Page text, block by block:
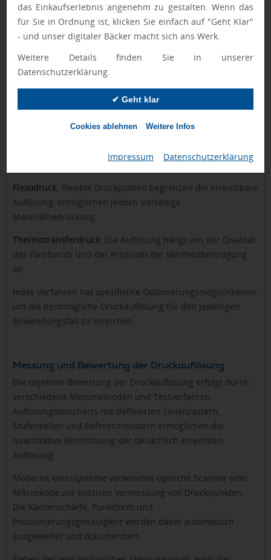
das Einkaufserlebnis angenehm zu gestalten. Wenn das
für Sie in Ordnung ist, klicken Sie einfach auf "Geht Klar"
- und unser digitaler Bäcker macht sich ans Werk.
Weitere Details finden Sie in unserer
Datenschutzerklärung.
✔ Geht klar
Cookies ablehnen Weitere Infos
Impressum Datenschutzerklärung
Auflösungsoptimierung bei verschiedenen
Druckverfahren
Verschiedene Druckverfahren erfordern unterschiedliche
Ansätze zur Auflösungsoptimierung:
Direkte Übertragung digitaler Daten
ermöglicht hohe Auflösungen, die durch die Hardware-
Spezifikationen begrenzt werden.
Siebs und die Viskosität der Farbe bestimmt.
Flexodruck: Flexible Druckplatten begrenzen die erreichbare
Auflösung, ermöglichen jedoch vielseitige
Materialbedruckung.
Thermotransferdruck: Die Auflösung hängt von der Qualität
des Farbbands und der Präzision der Wärmeübertragung
ab.
Jedes Verfahren hat spezifische Optimierungsmöglichkeiten,
um die bestmögliche Druckauflösung für den jeweiligen
Anwendungsfall zu erreichen.
Messung und Bewertung der Druckauflösung
Die objektive Bewertung der Druckauflösung erfolgt durch
verschiedene Messmethoden und Testverfahren.
Auflösungstestcharts mit definierten Linienrastern,
Stufenkeilen und Referenzmustern ermöglichen die
quantitative Bestimmung der tatsächlich erreichten
Auflösung.
Moderne Messsysteme verwenden optische Scanner oder
Mikroskope zur präzisen Vermessung von Druckpunkten.
Die Kantenschärfe, Punktform und
Positionierungsgenauigkeit werden dabei automatisch
ausgewertet und dokumentiert.